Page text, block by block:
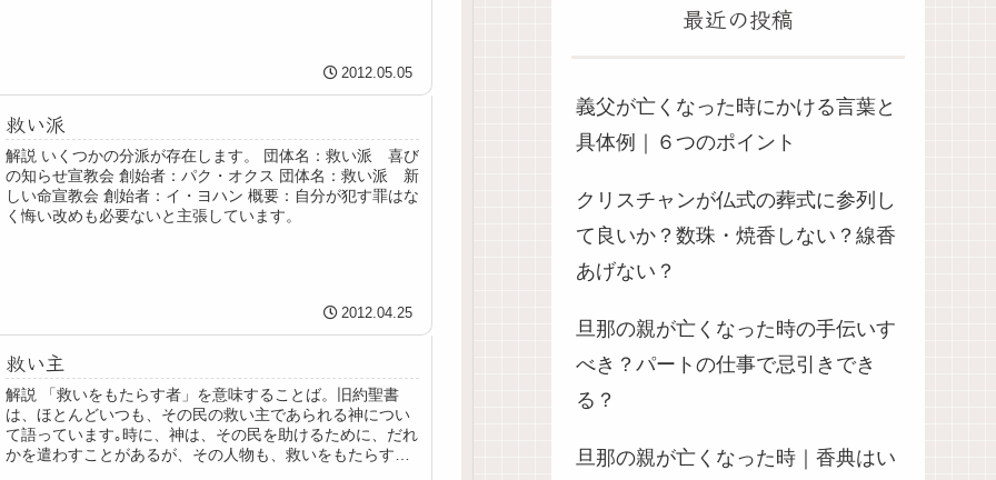
2012.05.05
救い派
解説 いくつかの分派が存在します。 団体名：救い派 喜び
の知らせ宣教会 創始者：パク・オクス 団体名：救い派 新
しい命宣教会 創始者：イ・ヨハン 概要：自分が犯す罪はな
く悔い改めも必要ないと主張しています。
2012.04.25
救い主
解説 「救いをもたらす者」を意味することば。旧約聖書
は、ほとんどいつも、その民の救い主であられる神につい
て語っています｡時に、神は、その民を助けるために、だれ
かを遣わすことがあるが、その人物も、救いをもたらす者
最近の投稿
義父が亡くなった時にかける言葉と
具体例｜６つのポイント
クリスチャンが仏式の葬式に参列し
て良いか？数珠・焼香しない？線香
あげない？
旦那の親が亡くなった時の手伝いす
べき？パートの仕事で忌引きでき
る？
旦那の親が亡くなった時｜香典はい